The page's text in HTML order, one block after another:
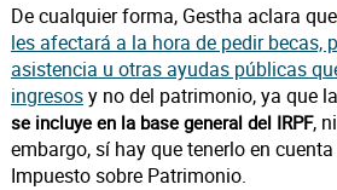
De cualquier forma, Gestha aclara que
les afectará a la hora de pedir becas,
asistencia u otras ayudas públicas
ingresosy no del patrimonio, ya que
se incluye en la base general del IRPF,
embargo, sí hay que tenerlo en
Impuesto sobre Patrimonio.